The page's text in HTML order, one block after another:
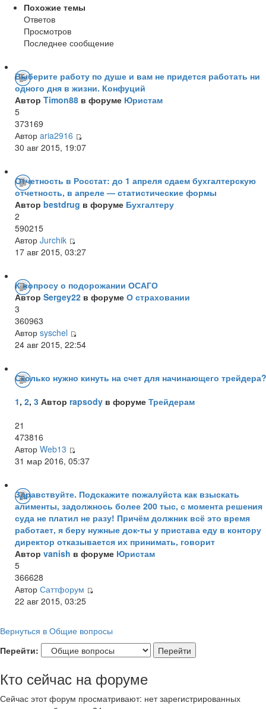
Похожие темы
Ответов
Просмотров
Последнее сообщение
Выберите работу по душе и вам не придется работать ни
одного дня в жизни. Конфуций
Автор Timon88 в форуме Юристам
5
373169
Автор aria2916
30 авг 2015, 19:07
Отчетность в Росстат: до 1 апреля сдаем бухгалтерскую
отчетность, в апреле — статистические формы
Автор bestdrug в форуме Бухгалтеру
2
590215
Автор Jurchik
17 авг 2015, 03:27
К вопросу о подорожании ОСАГО
Автор Sergey22 в форуме О страховании
3
360963
Автор syschel
24 авг 2015, 22:54
Сколько нужно кинуть на счет для начинающего трейдера?
1, 2, 3 Автор rapsody в форуме Трейдерам
21
473816
Автор Web13
31 мар 2016, 05:37
Здравствуйте. Подскажите пожалуйста как взыскать
алименты, задолжнось более 200 тыс, с момента решения
суда не платил не разу! Причём должник всё это время
работает, я беру нужные док-ты у пристава еду в контору
директор отказывается их принимать, говорит
Автор vanish в форуме Юристам
5
366628
Автор Саттфорум
22 авг 2015, 03:25
Вернуться в Общие вопросы
Перейти:
Кто сейчас на форуме
Сейчас этот форум просматривают: нет зарегистрированных